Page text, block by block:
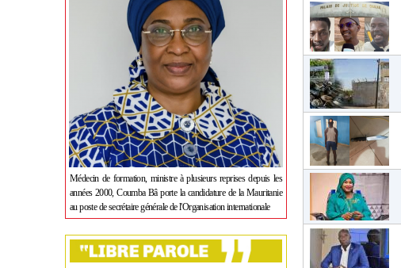
Médecin de formation, ministre à plusieurs reprises depuis les
années 2000, Coumba Bâ porte la candidature de la Mauritanie
au poste de secrétaire générale de l'Organisation internationale